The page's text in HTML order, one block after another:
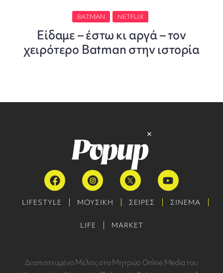
BATMAN NETFLIX
Είδαμε – έστω κι αργά – τον
χειρότερο Batman στην ιστορία
LIFESTYLE ΜΟΥΣΙΚΗ ΣΕΙΡΕΣ ΣΙΝΕΜΑ
LIFE MARKET
Διαπιστευμένο Μέλος στο Μητρώο Online Media του